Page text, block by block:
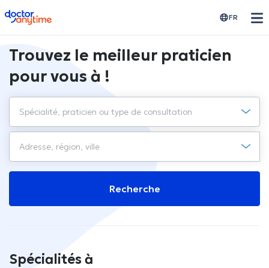
doctoranytime FR
Trouvez le meilleur praticien
pour vous à !
Recherche
Spécialités à